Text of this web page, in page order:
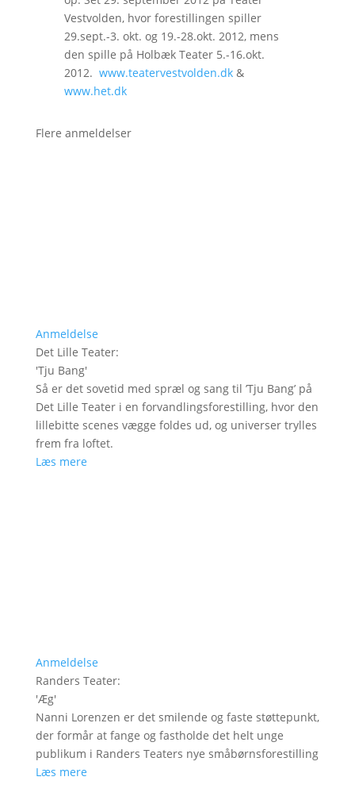
Vestvolden, hvor forestillingen spiller
29.sept.-3. okt. og 19.-28.okt. 2012, mens
den spille på Holbæk Teater 5.-16.okt.
2012. www.teatervestvolden.dk&
www.het.dk
Flere anmeldelser
Anmeldelse
Det Lille Teater:
'Tju Bang'
Så er det sovetid med spræl og sang til ’Tju Bang’ på
Det Lille Teater i en forvandlingsforestilling, hvor den
lillebitte scenes vægge foldes ud, og universer trylles
frem fra loftet.
Læs mere
Anmeldelse
Randers Teater:
'Æg'
Nanni Lorenzen er det smilende og faste støttepunkt,
der formår at fange og fastholde det helt unge
publikum i Randers Teaters nye småbørnsforestilling
Læs mere